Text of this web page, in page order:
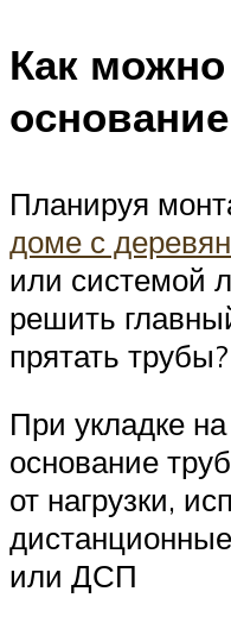
Как
Планируя
доме с
или системой
решить
прятать трубы?
При укладке
основание
от нагрузки,
или ДСП